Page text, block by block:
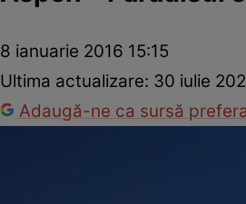
8 ianuarie 2016 15:15
Ultima actualizare: 30 iulie
Adaugă-ne ca sursă